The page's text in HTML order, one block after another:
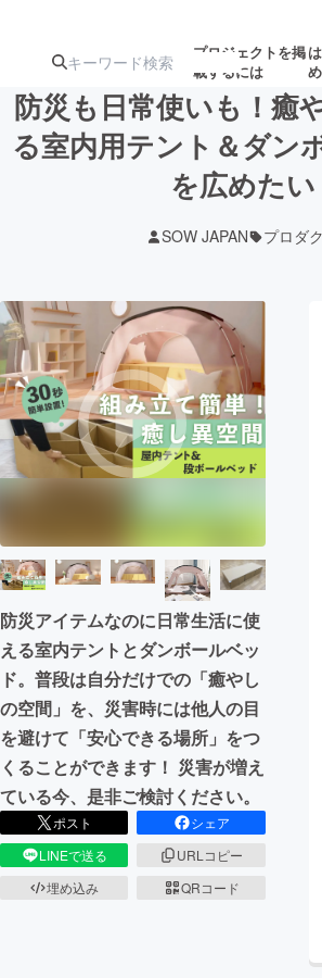
プロジェクトを掲
載するには
注目の新着プロ
ジェクト
募集終
テクノロジー・ガジェット
映像・映画
ビジネス・起業
CAMPFIRE for Social Good
CAMPFIREふるさと納税machi-ya
防災も日常使いも！癒
る室内用テント＆ダン
を広めたい
SOW JAPAN プロダ
防災アイテムなのに日常生活に使
える室内テントとダンボールベッ
ド。普段は自分だけでの「癒やし
の空間」を、災害時には他人の目
を避けて「安心できる場所」をつ
くることができます！ 災害が増え
ている今、是非ご検討ください。
ポスト
シェア
LINEで送る
URLコピー
埋め込み
QRコード